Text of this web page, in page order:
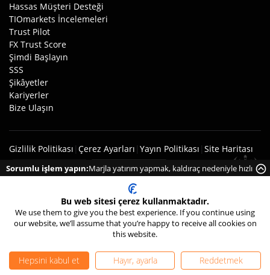
Hassas Müşteri Desteği
TIOmarkets İncelemeleri
Trust Pilot
FX Trust Score
Şimdi Başlayın
SSS
Şikâyetler
Kariyerler
Bize Ulaşın
Gizlilik Politikası | Çerez Ayarları | Yayın Politikası | Site Haritası
Risk Feragatnamesi: Marjla yatırım yapmak kaldıraç
nedeniyle hızlı bir şekilde para kaybetme riskinin yüksek
anlayıp anlamadığınızı ve paranızı kaybetme riskinin yüksek
olmasını karşılayıp karşılayamayacağınızı
Sorumlu işlem yapın:Marjla yatırım yapmak, kaldıraç nedeniyle hızlı
bir şekilde para kaybetme riskinin yüksek olduğu anlamına gelir.
Bu web sitesi çerez kullanmaktadır.
We use them to give you the best experience. If you continue using
our website, we’ll assume that you’re happy to receive all cookies on
this website.
Hepsini kabul et Hayır, ayarla Reddetmek